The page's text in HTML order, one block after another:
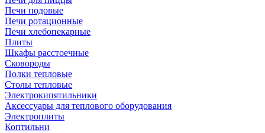
Печи подовые
Печи ротационные
Печи хлебопекарные
Плиты
Шкафы расстоечные
Сковороды
Полки тепловые
Столы тепловые
Электрокипятильники
Аксессуары для теплового оборудования
Электроплиты
Коптильни